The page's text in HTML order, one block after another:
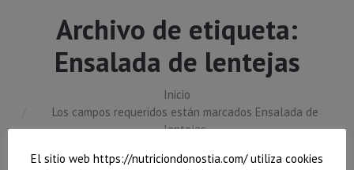
Archivo de etiqueta:
Ensalada de lentejas
Inicio
Los campos requeridos están marcados Ensalada de
lentejas
El sitio web https://nutriciondonostia.com/ utiliza cookies